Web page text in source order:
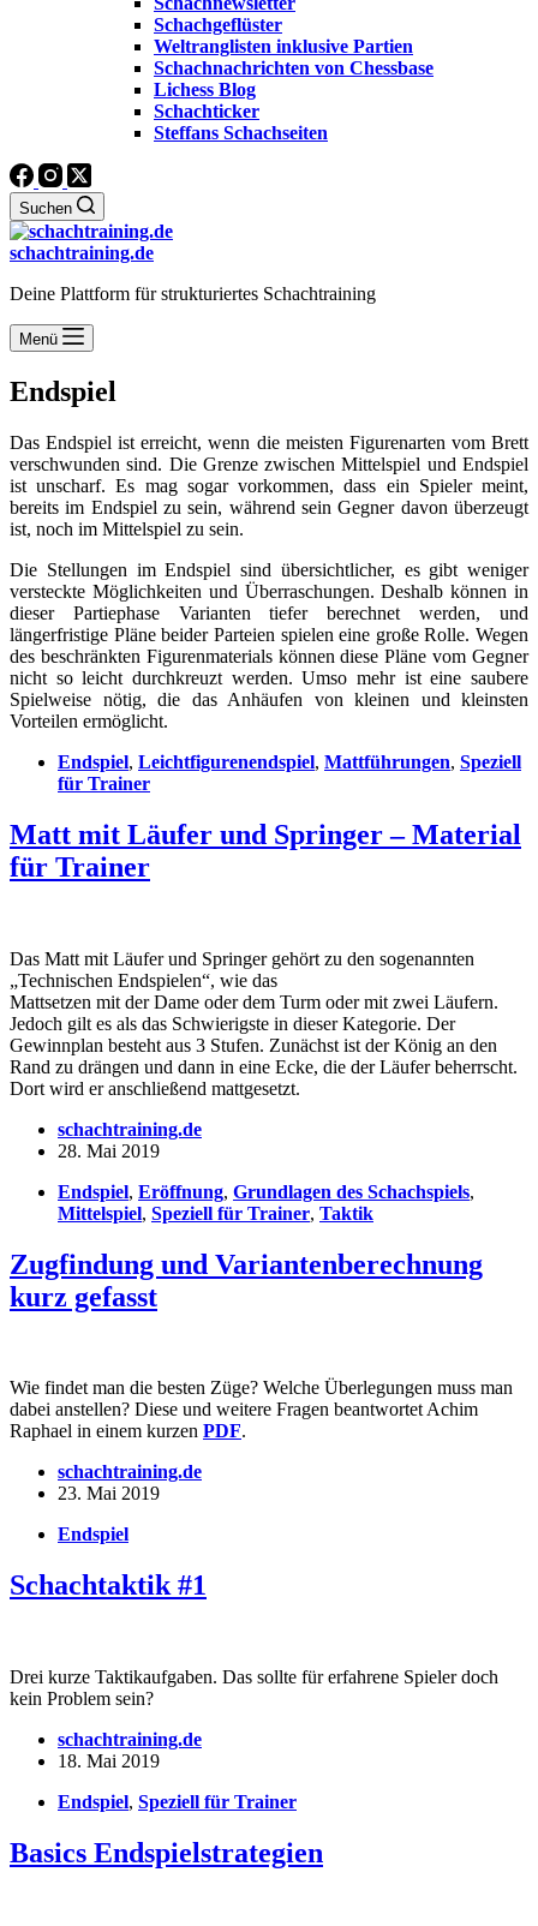
Schachgeflüster
Weltranglisten inklusive Partien
Schachnachrichten von Chessbase
Lichess Blog
Schachticker
Steffans Schachseiten
Suchen
schachtraining.de
Deine Plattform für strukturiertes Schachtraining
Menü
Endspiel
Das Endspiel ist erreicht, wenn die meisten Figurenarten vom Brett
verschwunden sind. Die Grenze zwischen Mittelspiel und Endspiel
ist unscharf. Es mag sogar vorkommen, dass ein Spieler meint,
bereits im Endspiel zu sein, während sein Gegner davon überzeugt
ist, noch im Mittelspiel zu sein.
Die Stellungen im Endspiel sind übersichtlicher, es gibt weniger
versteckte Möglichkeiten und Überraschungen. Deshalb können in
dieser Partiephase Varianten tiefer berechnet werden, und
längerfristige Pläne beider Parteien spielen eine große Rolle. Wegen
des beschränkten Figurenmaterials können diese Pläne vom Gegner
nicht so leicht durchkreuzt werden. Umso mehr ist eine saubere
Spielweise nötig, die das Anhäufen von kleinen und kleinsten
Vorteilen ermöglicht.
Endspiel, Leichtfigurenendspiel, Mattführungen, Speziell
für Trainer
Matt mit Läufer und Springer – Material
für Trainer
Das Matt mit Läufer und Springer gehört zu den sogenannten
„Technischen Endspielen“, wie das
Mattsetzen mit der Dame oder dem Turm oder mit zwei Läufern.
Jedoch gilt es als das Schwierigste in dieser Kategorie. Der
Gewinnplan besteht aus 3 Stufen. Zunächst ist der König an den
Rand zu drängen und dann in eine Ecke, die der Läufer beherrscht.
Dort wird er anschließend mattgesetzt.
schachtraining.de
28. Mai 2019
Endspiel, Eröffnung, Grundlagen des Schachspiels,
Mittelspiel, Speziell für Trainer, Taktik
Zugfindung und Variantenberechnung
kurz gefasst
Wie findet man die besten Züge? Welche Überlegungen muss man
dabei anstellen? Diese und weitere Fragen beantwortet Achim
Raphael in einem kurzen PDF.
schachtraining.de
23. Mai 2019
Endspiel
Schachtaktik #1
Drei kurze Taktikaufgaben. Das sollte für erfahrene Spieler doch
kein Problem sein?
schachtraining.de
18. Mai 2019
Endspiel, Speziell für Trainer
Basics Endspielstrategien